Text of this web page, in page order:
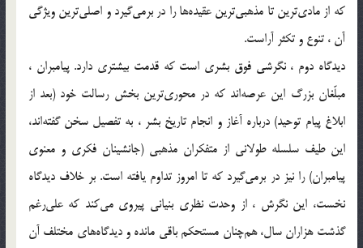
كه از مادى‌ترين تا مذهبى‌ترين عقيده‌ها را در برمى‌گيرد و اصلى‌ترين ويژگى
آن ، تنوع و تكثر آراست.
ديدگاه دوم ، نگرشى فوق بشرى است كه قدمت بيشترى دارد. پيامبران ،
مبلّغان بزرگ اين عرصه‌اند كه در محورى‌ترين بخش رسالت خود (بعد از
ابلاغ پيام توحيد) درباره آغاز و انجام تاريخ بشر ، به تفصيل سخن گفته‌اند،
اين طيف سلسله طولانى از متفكران مذهبى (جانشينان فكرى و معنوى
پيامبران) را نيز در برمى‌گيرد كه تا امروز تداوم يافته است. بر خلاف ديدگاه
نخست، اين نگرش ، از وحدت نظرى بنيانى پيروى مى‌كند كه على‌رغم
گذشت هزاران سال، هم‌چنان مستحكم باقى مانده و ديدگاه‌هاى مختلف آن